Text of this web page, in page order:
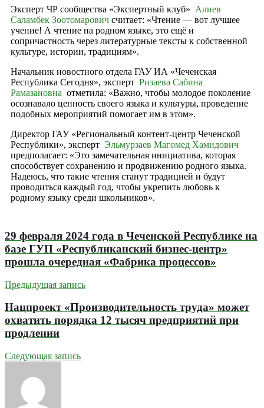
Эксперт ЧР сообщества «Экспертный клуб» Алиев
Саламбек Зоотомарович считает: «Чтение — вот лучшее
учение! А чтение на родном языке, это ещё и
сопричастность через литературные тексты к собственной
культуре, истории, традициям».
Начальник новостного отдела ГАУ ИА «Чеченская
Республика Сегодня», эксперт Ризаева Сабина
Рамазановна отметила: «Важно, чтобы молодое поколение
осознавало ценность своего языка и культуры, проведение
подобных мероприятий помогает им в этом».
Директор ГАУ «Региональный контент-центр Чеченской
Республики», эксперт Эльмурзаев Магомед Хамидович
предполагает: «Это замечательная инициатива, которая
способствует сохранению и продвижению родного языка.
Надеюсь, что такие чтения станут традицией и будут
проводиться каждый год, чтобы укрепить любовь к
родному языку среди школьников».
29 февраля 2024 года в Чеченской Республике на
базе ГУП «Республиканский бизнес-центр»
прошла очередная «Фабрика процессов»
Предыдущая запись
Нацпроект «Производительность труда» может
охватить порядка 12 тысяч предприятий при
продлении
Следующая запись